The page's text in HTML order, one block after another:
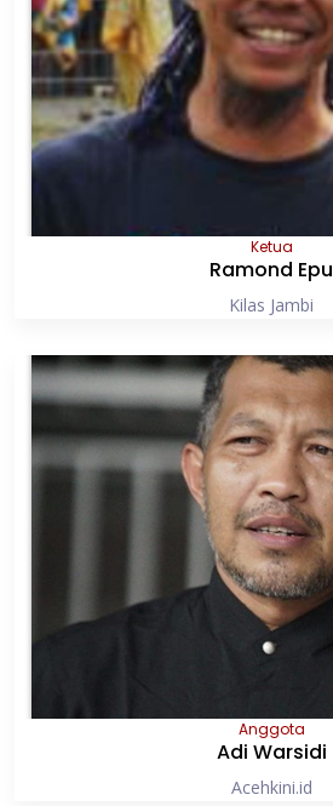
Ketua
Ramond Epu
Kilas Jambi
Anggota
Adi Warsidi
Acehkini.id